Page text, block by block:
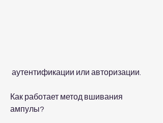
аутентификации или авторизации.
Как работает метод вшивания
ампулы?